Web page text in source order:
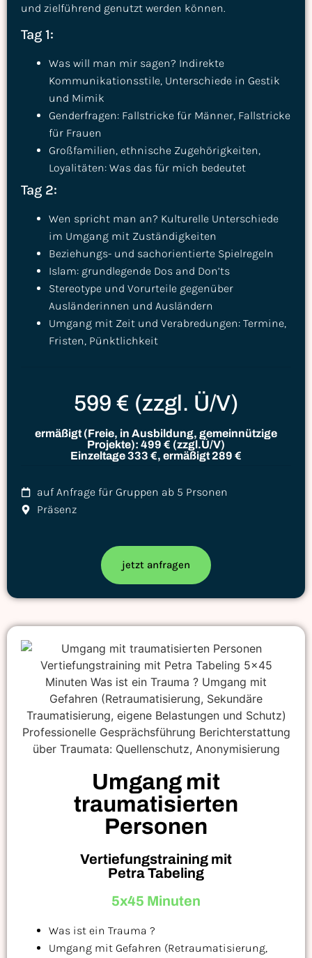
und zielführend genutzt werden können.
Tag 1:
Was will man mir sagen? Indirekte
Kommunikationsstile, Unterschiede in Gestik
und Mimik
Genderfragen: Fallstricke für Männer, Fallstricke
für Frauen
Großfamilien, ethnische Zugehörigkeiten,
Loyalitäten: Was das für mich bedeutet
Tag 2:
Wen spricht man an? Kulturelle Unterschiede
im Umgang mit Zuständigkeiten
Beziehungs- und sachorientierte Spielregeln
Islam: grundlegende Dos and Don’ts
Stereotype und Vorurteile gegenüber
Ausländerinnen und Ausländern
Umgang mit Zeit und Verabredungen: Termine,
Fristen, Pünktlichkeit
599 € (zzgl. Ü/V)
ermäßigt (Freie, in Ausbildung, gemeinnützige
Projekte): 499 € (zzgl.Ü/V)
Einzeltage 333 €, ermäßigt 289 €
auf Anfrage für Gruppen ab 5 Prsonen
Präsenz
jetzt anfragen
Umgang mit
traumatisierten
Personen
Vertiefungstraining mit
Petra Tabeling
5x45 Minuten
Was ist ein Trauma ?
Umgang mit Gefahren (Retraumatisierung,